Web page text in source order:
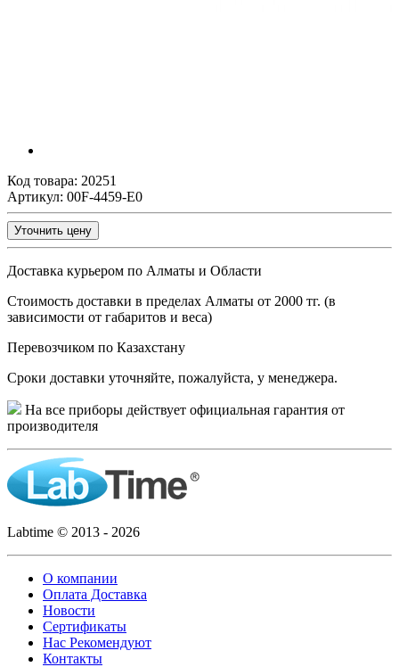
Код товара: 20251
Артикул: 00F-4459-E0
Уточнить цену
Доставка курьером по Алматы и Области
Стоимость доставки в пределах Алматы от 2000 тг. (в
зависимости от габаритов и веса)
Перевозчиком по Казахстану
Сроки доставки уточняйте, пожалуйста, у менеджера.
На все приборы действует официальная гарантия от
производителя
Labtime © 2013 - 2026
О компании
Оплата Доставка
Новости
Сертификаты
Нас Рекомендуют
Контакты